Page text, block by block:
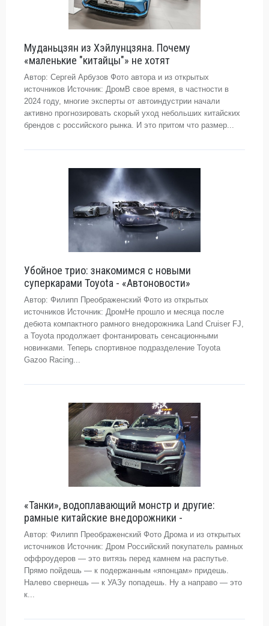
Муданьцзян из Хэйлунцзяна. Почему
«маленькие "китайцы"» не хотят
Автор: Сергей Арбузов Фото автора и из открытых
источников Источник: ДромВ свое время, в частности в
2024 году, многие эксперты от автоиндустрии начали
активно прогнозировать скорый уход небольших китайских
брендов с российского рынка. И это притом что размер...
Убойное трио: знакомимся с новыми
суперкарами Toyota - «Автоновости»
Автор: Филипп Преображенский Фото из открытых
источников Источник: ДромНе прошло и месяца после
дебюта компактного рамного внедорожника Land Cruiser FJ,
а Toyota продолжает фонтанировать сенсационными
новинками. Теперь спортивное подразделение Toyota
Gazoo Racing...
«Танки», водоплавающий монстр и другие:
рамные китайские внедорожники -
Автор: Филипп Преображенский Фото Дрома и из открытых
источников Источник: Дром Российский покупатель рамных
оффроудеров — это витязь перед камнем на распутье.
Прямо пойдешь — к подержанным «японцам» придешь.
Налево свернешь — к УАЗу попадешь. Ну а направо — это
к...